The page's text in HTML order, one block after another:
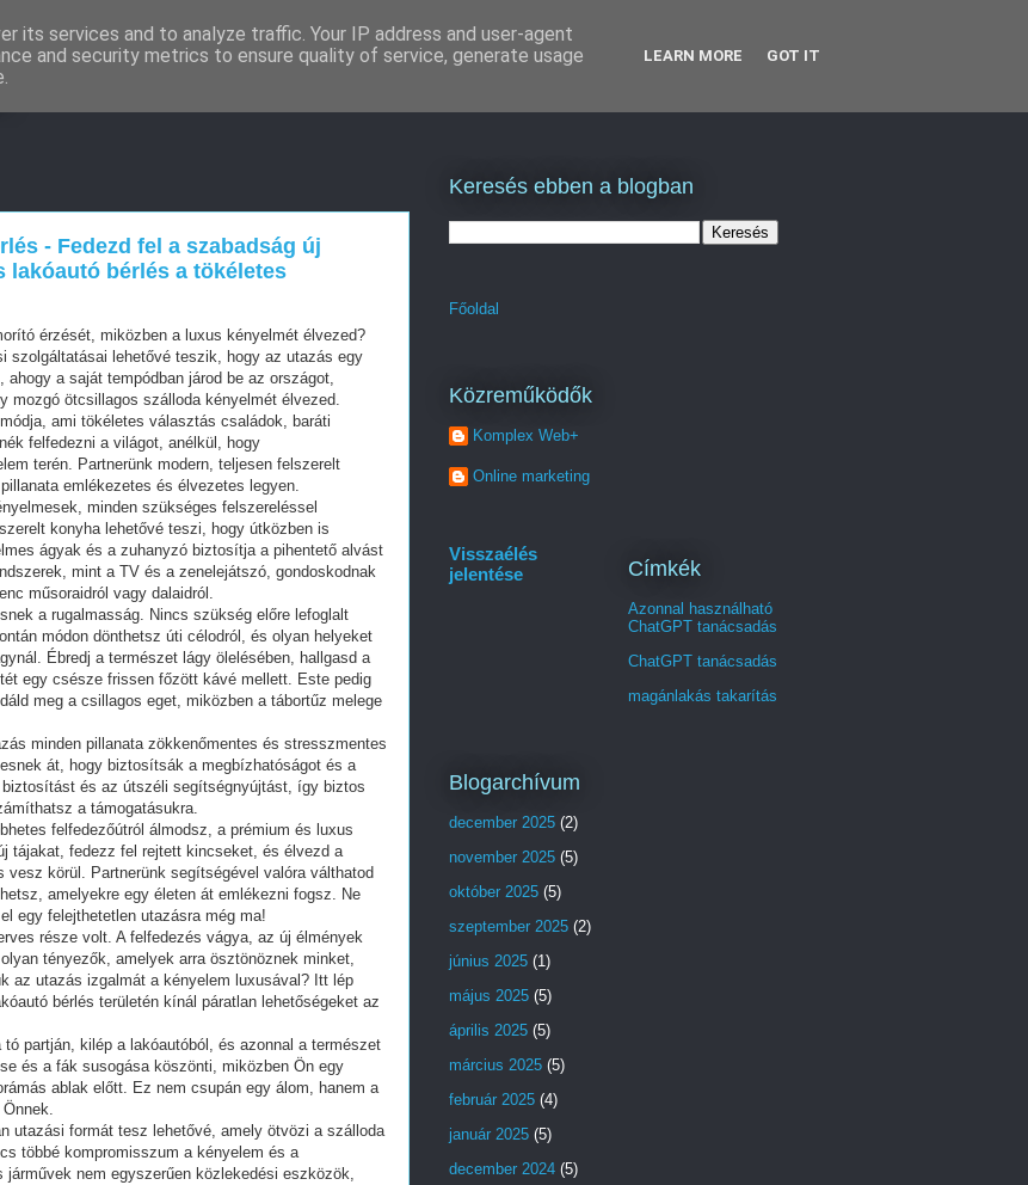
- Fedezd fel a szabadság új
lakóautó bérlés a tökéletes
érzését, miközben a luxus kényelmét élvezed?
szolgáltatásai lehetővé teszik, hogy az utazás egy
a saját tempódban járod be az országot,
mozgó ötcsillagos szálloda kényelmét élvezed.
ami tökéletes választás családok, baráti
felfedezni a világot, anélkül, hogy
terén. Partnerünk modern, teljesen felszerelt
emlékezetes és élvezetes legyen.
minden szükséges felszereléssel
konyha lehetővé teszi, hogy útközben is
ágyak és a zuhanyzó biztosítja a pihentető alvást
mint a TV és a zenelejátszó, gondoskodnak
műsoraidról vagy dalaidról.
a rugalmasság. Nincs szükség előre lefoglalt
módon dönthetsz úti célodról, és olyan helyeket
Ébredj a természet lágy ölelésében, hallgasd a
egy csésze frissen főzött kávé mellett. Este pedig
meg a csillagos eget, miközben a tábortűz melege
minden pillanata zökkenőmentes és stresszmentes
át, hogy biztosítsák a megbízhatóságot és a
és az útszéli segítségnyújtást, így biztos
a támogatásukra.
felfedezőútról álmodsz, a prémium és luxus
tájakat, fedezz fel rejtett kincseket, és élvezd a
körül. Partnerünk segítségével valóra válthatod
amelyekre egy életen át emlékezni fogsz. Ne
egy felejthetetlen utazásra még ma!
része volt. A felfedezés vágya, az új élmények
tényezők, amelyek arra ösztönöznek minket,
az utazás izgalmát a kényelem luxusával? Itt lép
bérlés területén kínál páratlan lehetőségeket az
partján, kilép a lakóautóból, és azonnal a természet
és a fák susogása köszönti, miközben Ön egy
ablak előtt. Ez nem csupán egy álom, hanem a
utazási formát tesz lehetővé, amely ötvözi a szálloda
többé kompromisszum a kényelem és a
nem egyszerűen közlekedési eszközök,
Keresés ebben a blogban
Főoldal
Közreműködők
Komplex Web+
Online marketing
Visszaélés
jelentése
Címkék
Azonnal használható
ChatGPT tanácsadás
ChatGPT tanácsadás
magánlakás takarítás
Blogarchívum
december 2025 (2)
november 2025 (5)
október 2025 (5)
szeptember 2025 (2)
június 2025 (1)
május 2025 (5)
április 2025 (5)
március 2025 (5)
február 2025 (4)
január 2025 (5)
december 2024 (5)
its services and to analyze traffic. Your IP address and user-agent
and security metrics to ensure quality of service, generate usage
LEARN MORE GOT IT